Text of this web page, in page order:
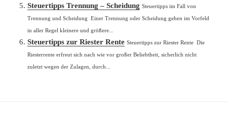
Steuertipps Trennung – Scheidung Steuertipps im Fall von
Trennung und Scheidung Einer Trennung oder Scheidung gehen im Vorfeld
in aller Regel kleinere und größere...
Steuertipps zur Riester Rente Steuertipps zur Riester Rente Die
Riesterrente erfreut sich nach wie vor großer Beliebtheit, sicherlich nicht
zuletzt wegen der Zulagen, durch...